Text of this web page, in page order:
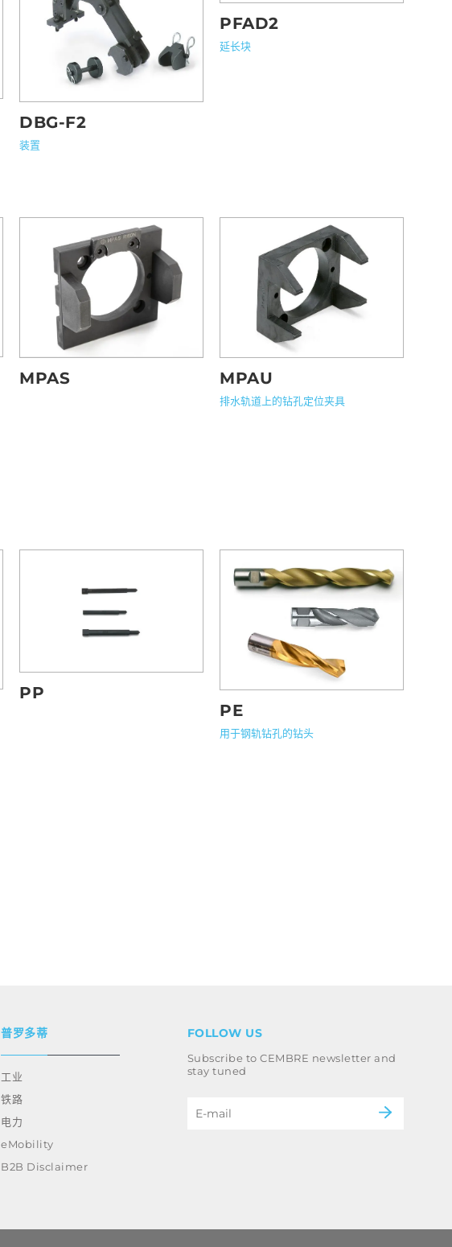
DBG-F2
装置
PFAD2
延长块
MPAS MPAU
排水轨道上的钻孔定位夹具
PP
PE
用于钢轨钻孔的钻头
普罗多蒂
工业
铁路
电力
eMobility
B2B Disclaimer
FOLLOW US
Subscribe to CEMBRE newsletter and
stay tuned